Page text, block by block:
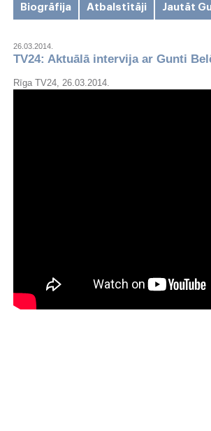
Biogrāfija Atbalstītāji Jautāt
26.03.2014.
TV24: Aktuālā intervija ar Gunti
Rīga TV24, 26.03.2014.